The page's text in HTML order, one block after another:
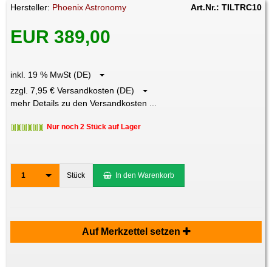
Hersteller: Phoenix Astronomy Art.Nr.: TILTRC10
EUR 389,00
inkl. 19 % MwSt (DE)
zzgl. 7,95 € Versandkosten (DE)
mehr Details zu den Versandkosten ...
Nur noch 2 Stück auf Lager
1 Stück In den Warenkorb
Auf Merkzettel setzen